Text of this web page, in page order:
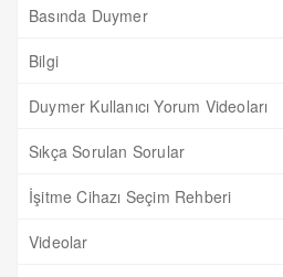
Basında Duymer
Bilgi
Duymer Kullanıcı Yorum Videoları
Sıkça Sorulan Sorular
İşitme Cihazı Seçim Rehberi
Videolar